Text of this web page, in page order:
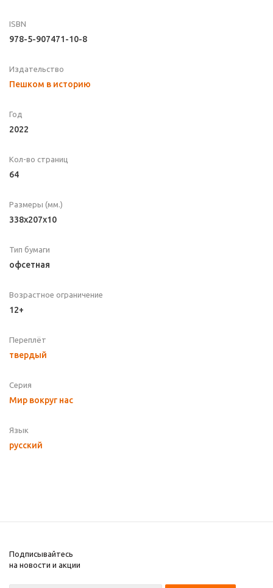
ISBN
978-5-907471-10-8
Издательство
Пешком в историю
Год
2022
Кол-во страниц
64
Размеры (мм.)
338x207x10
Тип бумаги
офсетная
Возрастное ограничение
12+
Переплёт
твердый
Серия
Мир вокруг нас
Язык
русский
Подписывайтесь
на новости и акции